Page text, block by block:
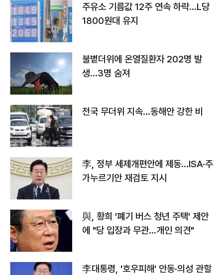
주유소 기름값 12주 연속 하락…L당
1800원대 유지
불볕더위에 온열질환자 202명 발
생…3명 숨져
전국 무더위 지속…동해안 강한 비
李, 정부 세제개편안에 제동…ISA·주
가누르기안 재검토 지시
與, 황희 '폐기 버스 청년 주택' 제안
에 "당 입장과 무관…개인 의견"
李대통령, '호우피해' 안동·의성 관할